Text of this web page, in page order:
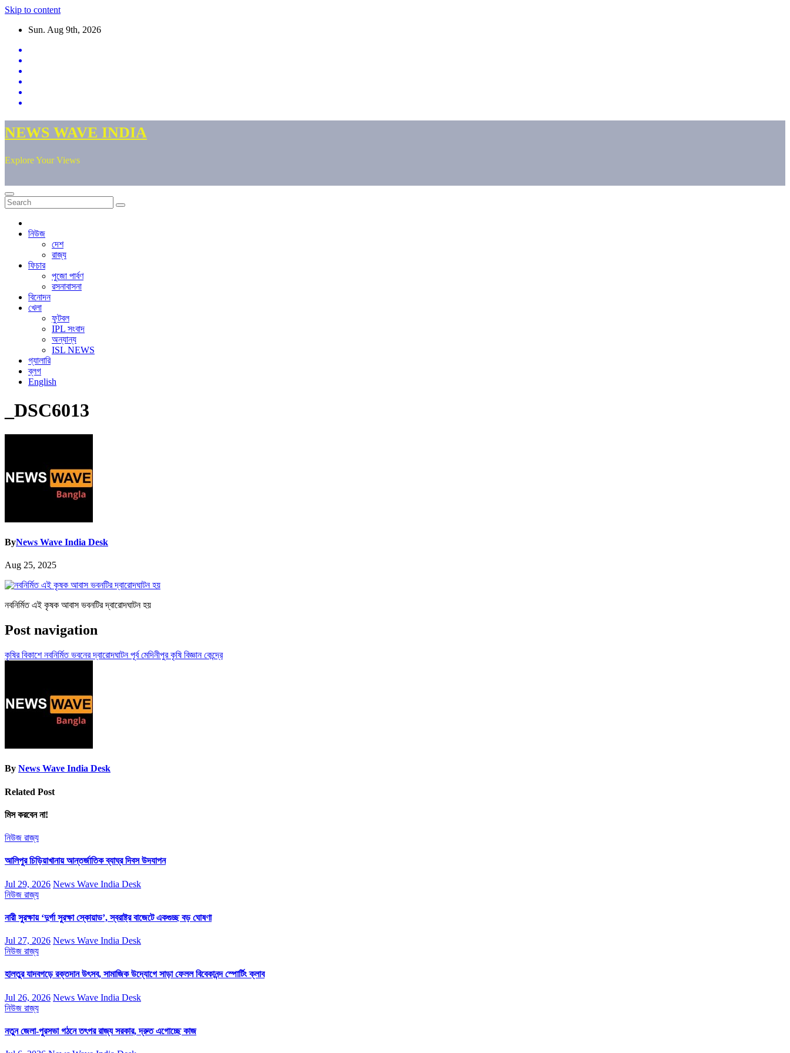
Skip to content
Sun. Aug 9th, 2026
NEWS WAVE INDIA
Explore Your Views
নিউজ
দেশ
রাজ্য
ফিচার
পুজো পার্বণ
রসনাবাসনা
বিনোদন
খেলা
ফুটবল
IPL সংবাদ
অন্যান্য
ISL NEWS
গ্যালারি
ব্লগ
English
_DSC6013
ByNews Wave India Desk
Aug 25, 2025
নবনির্মিত এই কৃষক আবাস ভবনটির দ্বারোদঘাটন হয়
Post navigation
কৃষির বিকাশে নবনির্মিত ভবনের দ্বারোদঘাটন পূর্ব মেদিনীপুর কৃষি বিজ্ঞান কেন্দ্রে
By News Wave India Desk
Related Post
মিস করবেন না!
নিউজ রাজ্য
আলিপুর চিড়িয়াখানায় আন্তর্জাতিক ব্যাঘ্র দিবস উদযাপন
Jul 29, 2026 News Wave India Desk
নিউজ রাজ্য
নারী সুরক্ষায় ‘দুর্গা সুরক্ষা স্কোয়াড’, স্বরাষ্ট্র বাজেটে একগুচ্ছ বড় ঘোষণা
Jul 27, 2026 News Wave India Desk
নিউজ রাজ্য
হালতুর যাদবগড়ে রক্তদান উৎসব, সামাজিক উদ্যোগে সাড়া ফেলল বিবেকানন্দ স্পোর্টিং ক্লাব
Jul 26, 2026 News Wave India Desk
নিউজ রাজ্য
নতুন জেলা-পুরসভা গঠনে তৎপর রাজ্য সরকার, দ্রুত এগোচ্ছে কাজ